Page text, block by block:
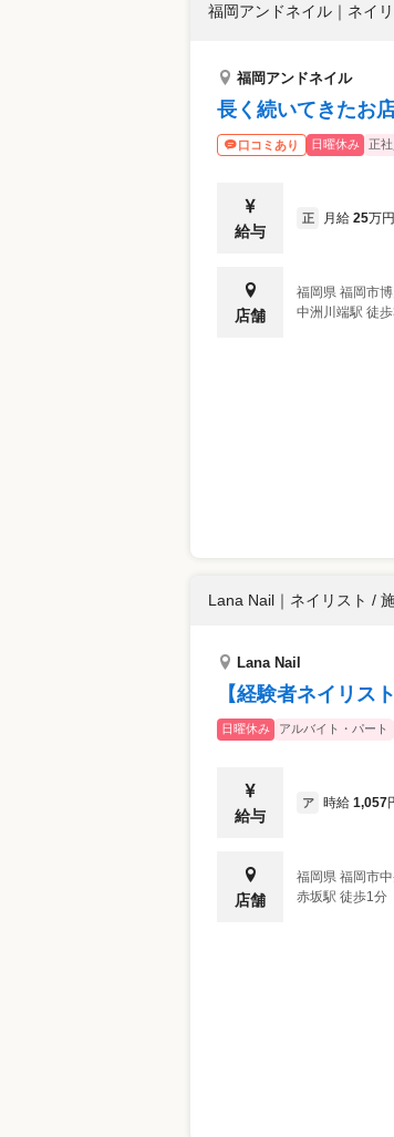
福岡アンドネイル ｜ ネイ
福岡アンドネイル
長く続いてきたお
口コミあり 日曜休み 正社
給与
正 月給 25万円
店舗
福岡県 福岡市
中洲川端駅 徒
Lana Nail ｜ ネイリスト /
Lana Nail
【経験者ネイリス
日曜休み アルバイト・パート
給与
ア 時給 1,057
店舗
福岡県 福岡市
赤坂駅 徒歩1分